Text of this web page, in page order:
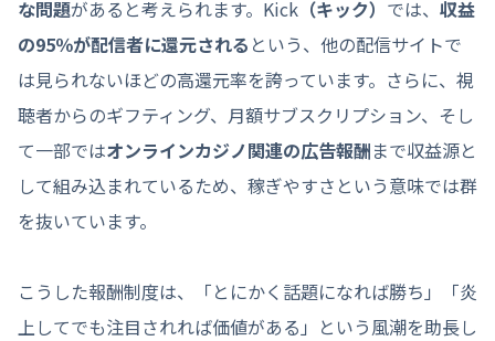
な問題があると考えられます。Kick （キック） では、 収益
の95％が配信者に還元される という、他の配信サイトで
は見られないほどの高還元率を誇っています。さらに、視
聴者からのギフティング、月額サブスクリプション、そし
て一部ではオンラインカジノ関連の広告報酬まで収益源と
して組み込まれているため、稼ぎやすさという意味では群
を抜いています。
こうした報酬制度は、「とにかく話題になれば勝ち」「炎
上してでも注目されれば価値がある」という風潮を助長し